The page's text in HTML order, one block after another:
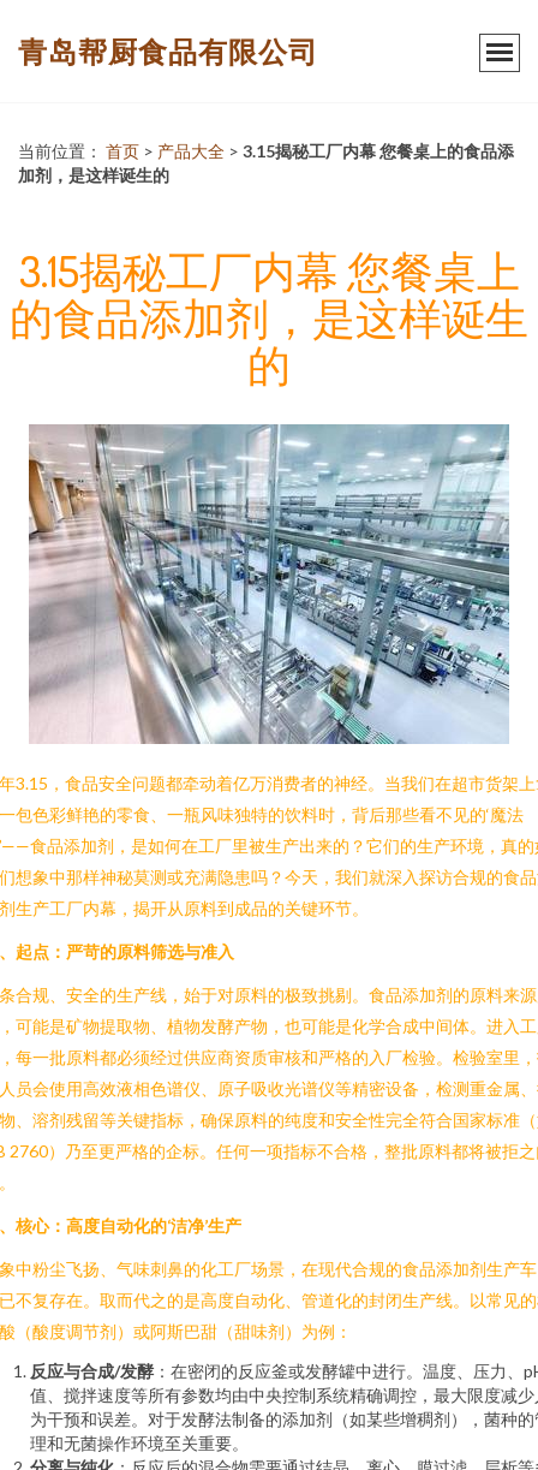
青岛帮厨食品有限公司
当前位置： 首页 > 产品大全 > 3.15揭秘工厂内幕 您餐桌上的食品添
加剂，是这样诞生的
3.15揭秘工厂内幕 您餐桌上
的食品添加剂，是这样诞生
的
3.15，食品安全问题都牵动着亿万消费者的神经。当我们在超市货架
包色彩鲜艳的零食、一瓶风味独特的饮料时，背后那些看不见的‘魔法
食品添加剂，是如何在工厂里被生产出来的？它们的生产环境，真的
想象中那样神秘莫测或充满隐患吗？今天，我们就深入探访合规的食
生产工厂内幕，揭开从原料到成品的关键环节。
起点：严苛的原料筛选与准入
合规、安全的生产线，始于对原料的极致挑剔。食品添加剂的原料来
可能是矿物提取物、植物发酵产物，也可能是化学合成中间体。进入
每一批原料都必须经过供应商资质审核和严格的入厂检验。检验室里
员会使用高效液相色谱仪、原子吸收光谱仪等精密设备，检测重金属
、溶剂残留等关键指标，确保原料的纯度和安全性完全符合国家标准
2760）乃至更严格的企标。任何一项指标不合格，整批原料都将被拒
核心：高度自动化的‘洁净’生产
中粉尘飞扬、气味刺鼻的化工厂场景，在现代合规的食品添加剂生产
不复存在。取而代之的是高度自动化、管道化的封闭生产线。以常见
（酸度调节剂）或阿斯巴甜（甜味剂）为例：
反应与合成/发酵 ：在密闭的反应釜或发酵罐中进行。温度、压力、
值、搅拌速度等所有参数均由中央控制系统精确调控，最大限度减少
为干预和误差。对于发酵法制备的添加剂（如某些增稠剂），菌种的
理和无菌操作环境至关重要。